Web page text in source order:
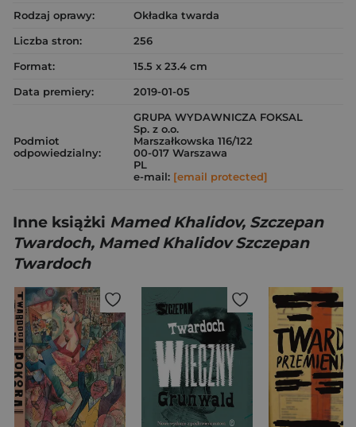
Rodzaj oprawy:
Okładka twarda
Liczba stron:
256
Format:
15.5 x 23.4 cm
Data premiery:
2019-01-05
Podmiot
odpowiedzialny:
GRUPA WYDAWNICZA FOKSAL
Sp. z o.o.
Marszałkowska 116/122
00-017 Warszawa
PL
e-mail: [email protected]
Inne książki Mamed Khalidov, Szczepan
Twardoch, Mamed Khalidov Szczepan
Twardoch